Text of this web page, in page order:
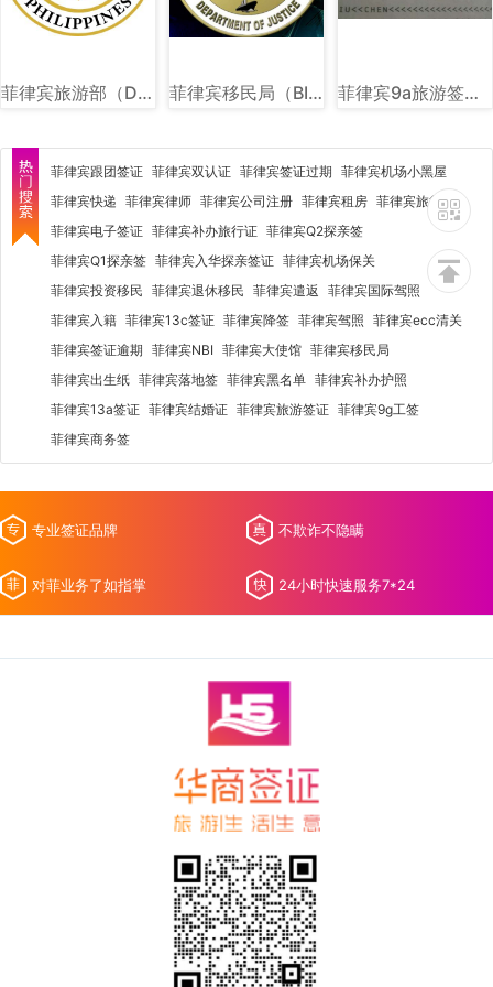
菲律宾旅游部（DOT）图文讲解 菲律宾移民局（BI）图文详解 菲律宾9a旅游签样式图片
菲律宾跟团签证 菲律宾双认证 菲律宾签证过期 菲律宾机场小黑屋
菲律宾快递 菲律宾律师 菲律宾公司注册 菲律宾租房 菲律宾旅行社
菲律宾电子签证 菲律宾补办旅行证 菲律宾Q2探亲签
菲律宾Q1探亲签 菲律宾入华探亲签证 菲律宾机场保关
菲律宾投资移民 菲律宾退休移民 菲律宾遣返 菲律宾国际驾照
菲律宾入籍 菲律宾13c签证 菲律宾降签 菲律宾驾照 菲律宾ecc清关
菲律宾签证逾期 菲律宾NBI 菲律宾大使馆 菲律宾移民局
菲律宾出生纸 菲律宾落地签 菲律宾黑名单 菲律宾补办护照
菲律宾13a签证 菲律宾结婚证 菲律宾旅游签证 菲律宾9g工签
菲律宾商务签
专业签证品牌 不欺诈不隐瞒
对菲业务了如指掌 24小时快速服务7*24